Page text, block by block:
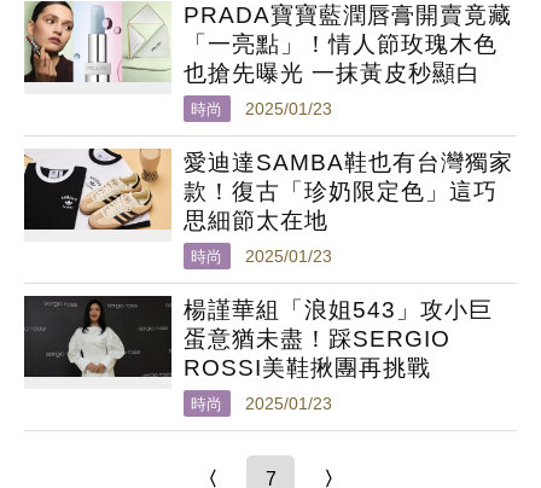
PRADA寶寶藍潤唇膏開賣竟藏
「一亮點」！情人節玫瑰木色
也搶先曝光 一抹黃皮秒顯白
時尚 2025/01/23
愛迪達SAMBA鞋也有台灣獨家
款！復古「珍奶限定色」這巧
思細節太在地
時尚 2025/01/23
楊謹華組「浪姐543」攻小巨
蛋意猶未盡！踩SERGIO
ROSSI美鞋揪團再挑戰
時尚 2025/01/23
〈 7 〉